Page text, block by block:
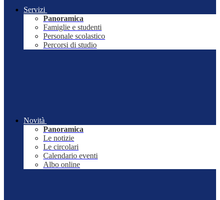
Servizi
Panoramica
Famiglie e studenti
Personale scolastico
Percorsi di studio
Novità
Panoramica
Le notizie
Le circolari
Calendario eventi
Albo online